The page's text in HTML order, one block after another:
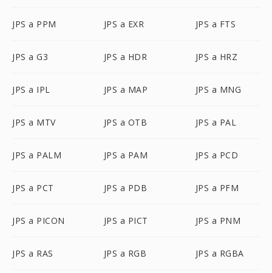
JPS a PPM JPS a EXR JPS a FTS
JPS a G3 JPS a HDR JPS a HRZ
JPS a IPL JPS a MAP JPS a MNG
JPS a MTV JPS a OTB JPS a PAL
JPS a PALM JPS a PAM JPS a PCD
JPS a PCT JPS a PDB JPS a PFM
JPS a PICON JPS a PICT JPS a PNM
JPS a RAS JPS a RGB JPS a RGBA